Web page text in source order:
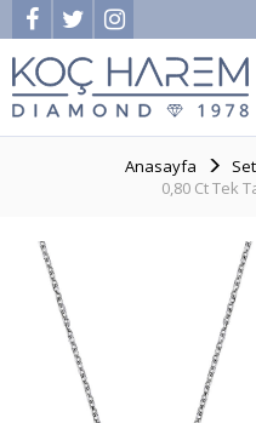
Anasayfa
0,80 Ct Tek